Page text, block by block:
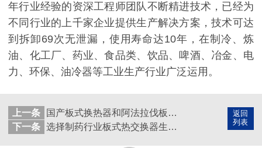
年行业经验的资深工程师团队不断精进技术，已经为
不同行业的上千家企业提供生产解决方案，技术可达
到拆卸69次无泄漏，使用寿命达10年，在制冷、炼
油、化工厂、药业、食品类、饮品、啤酒、冶金、电
力、环保、油冷器等工业生产行业广泛运用。
返回
列表
上一条
国产板式换热器和阿法拉伐板式换热器差在哪？
下一条
选择制药行业板式热交换器生产厂家，就找青岛瑞普特